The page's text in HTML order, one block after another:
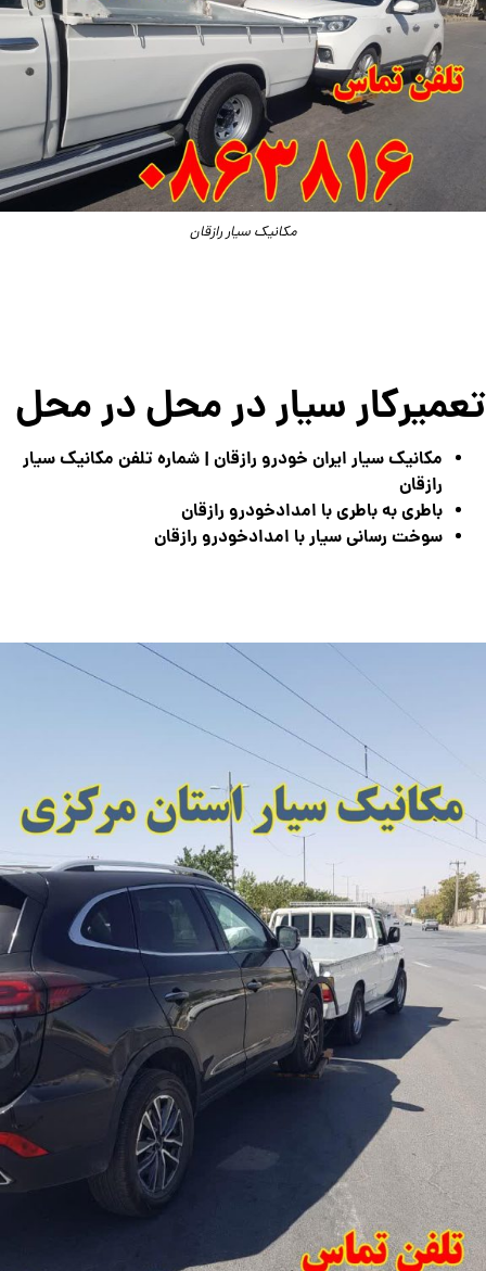
مکانیک سیار رازقان
تعمیرکار سیار در محل در محل
مکانیک سیار ایران خودرو رازقان | شماره تلفن مکانیک سیار
رازقان
باطری به باطری با امدادخودرو رازقان
سوخت رسانی سیار با امدادخودرو رازقان